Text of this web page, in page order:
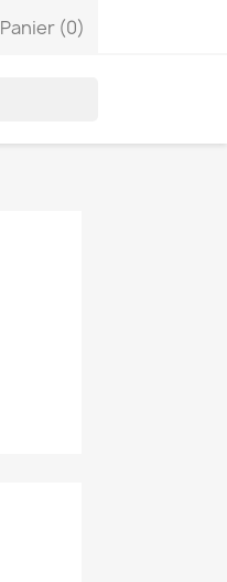
Panier (0)